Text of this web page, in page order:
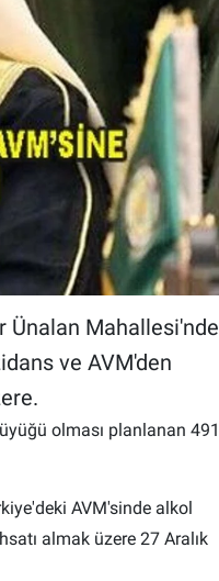
Ünalan Mahallesi'nde
ve AVM'den
olması planlanan 491
AVM'sinde alkol
almak üzere 27 Aralık